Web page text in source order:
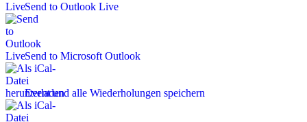
Send to Outlook Live
Send to Microsoft Outlook
Event und alle Wiederholungen speichern